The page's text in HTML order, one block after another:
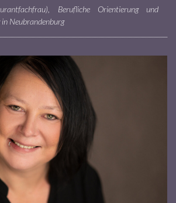
Berufliche Orientierung und
Neubrandenburg